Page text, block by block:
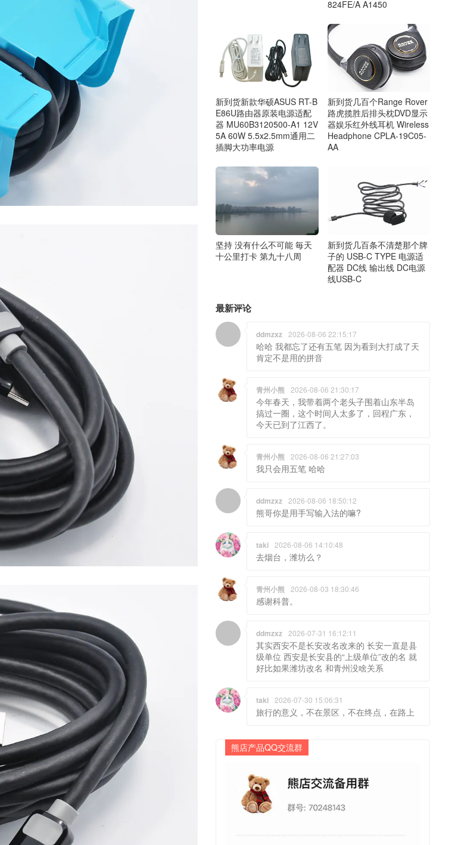
824FE/A A1450
新到货新款华硕ASUS RT-B
E86U路由器原装电源适配
器 MU60B3120500-A1 12V
5A 60W 5.5x2.5mm通用二
插脚大功率电源
新到货几百个Range Rover
路虎揽胜后排头枕DVD显示
器娱乐红外线耳机 Wireless
Headphone CPLA-19C05-
AA
坚持 没有什么不可能 毎天
十公里打卡 第九十八周
新到货几百条不清楚那个牌
子的 USB-C TYPE 电源适
配器 DC线 输出线 DC电源
线USB-C
最新评论
ddmzxz 2026-08-06 22:15:17
哈哈 我都忘了还有五笔 因为看到大打成了天
肯定不是用的拼音
青州小熊 2026-08-06 21:30:17
今年春天，我带着两个老头子围着山东半岛
搞过一圈，这个时间人太多了，回程广东，
今天已到了江西了。
青州小熊 2026-08-06 21:27:03
我只会用五笔 哈哈
ddmzxz 2026-08-06 18:50:12
熊哥你是用手写输入法的嘛?
taki 2026-08-06 14:10:48
去烟台，潍坊么？
青州小熊 2026-08-03 18:30:46
感谢科普。
ddmzxz 2026-07-31 16:12:11
其实西安不是长安改名改来的 长安一直是县
级单位 西安是长安县的“上级单位”改的名 就
好比如果潍坊改名 和青州没啥关系
taki 2026-07-30 15:06:31
旅行的意义，不在景区，不在终点，在路上
熊店产品QQ交流群